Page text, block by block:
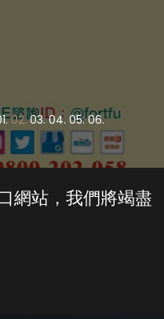
1. 02. 03. 04. 05. 06.
網站，我們將竭盡